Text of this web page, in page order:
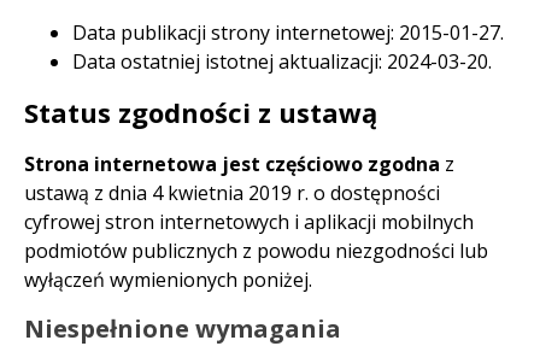
Data publikacji strony internetowej: 2015-01-27.
Data ostatniej istotnej aktualizacji: 2024-03-20.
Status zgodności z ustawą
Strona internetowa jest częściowo zgodna z
ustawą z dnia 4 kwietnia 2019 r. o dostępności
cyfrowej stron internetowych i aplikacji mobilnych
podmiotów publicznych z powodu niezgodności lub
wyłączeń wymienionych poniżej.
Niespełnione wymagania